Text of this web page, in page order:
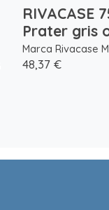
RIVACASE
Prater gris
Marca Rivacase
48,37 €